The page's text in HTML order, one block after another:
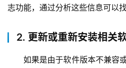
志功能，通过分析这些信息可以
2. 更新或重新安装相关
如果是由于软件版本不兼容